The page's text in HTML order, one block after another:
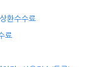
환수수료
료